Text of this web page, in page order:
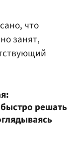
что
занят,
решать